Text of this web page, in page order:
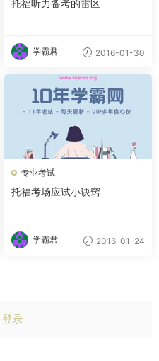
托福听力备考的雷区
学霸君 2016-01-30
专业考试
托福考场应试小诀窍
学霸君 2016-01-24
登录